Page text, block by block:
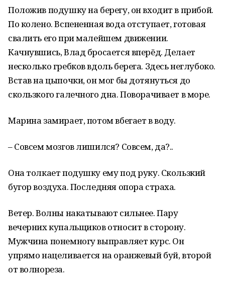
Положив подушку на берегу, он входит в прибой.
По колено. Вспененная вода отступает, готовая
свалить его при малейшем движении.
Качнувшись, Влад бросается вперёд. Делает
несколько гребков вдоль берега. Здесь неглубоко.
Встав на цыпочки, он мог бы дотянуться до
скользкого галечного дна. Поворачивает в море.
Марина замирает, потом вбегает в воду.
– Совсем мозгов лишился? Совсем, да?..
Она толкает подушку ему под руку. Скользкий
бугор воздуха. Последняя опора страха.
Ветер. Волны накатывают сильнее. Пару
вечерних купальщиков относит в сторону.
Мужчина понемногу выправляет курс. Он
упрямо нацеливается на оранжевый буй, второй
от волнореза.